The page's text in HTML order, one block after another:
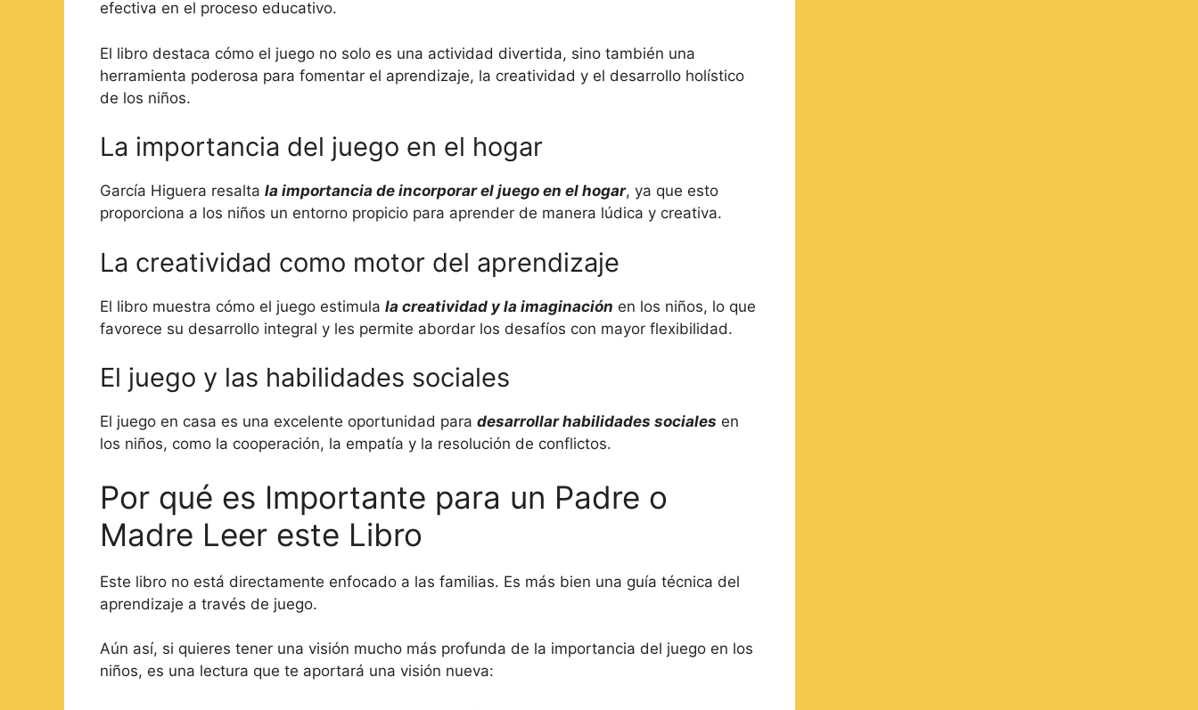
efectiva en el proceso educativo.
El libro destaca cómo el juego no solo es una actividad divertida, sino también una
herramienta poderosa para fomentar el aprendizaje, la creatividad y el desarrollo holístico
de los niños.
La importancia del juego en el hogar
García Higuera resalta la importancia de incorporar el juego en el hogar, ya que esto
proporciona a los niños un entorno propicio para aprender de manera lúdica y creativa.
La creatividad como motor del aprendizaje
El libro muestra cómo el juego estimula la creatividad y la imaginación en los niños, lo que
favorece su desarrollo integral y les permite abordar los desafíos con mayor flexibilidad.
El juego y las habilidades sociales
El juego en casa es una excelente oportunidad para desarrollar habilidades sociales en
los niños, como la cooperación, la empatía y la resolución de conflictos.
Por qué es Importante para un Padre o
Madre Leer este Libro
Este libro no está directamente enfocado a las familias. Es más bien una guía técnica del
aprendizaje a través de juego.
Aún así, si quieres tener una visión mucho más profunda de la importancia del juego en los
niños, es una lectura que te aportará una visión nueva: